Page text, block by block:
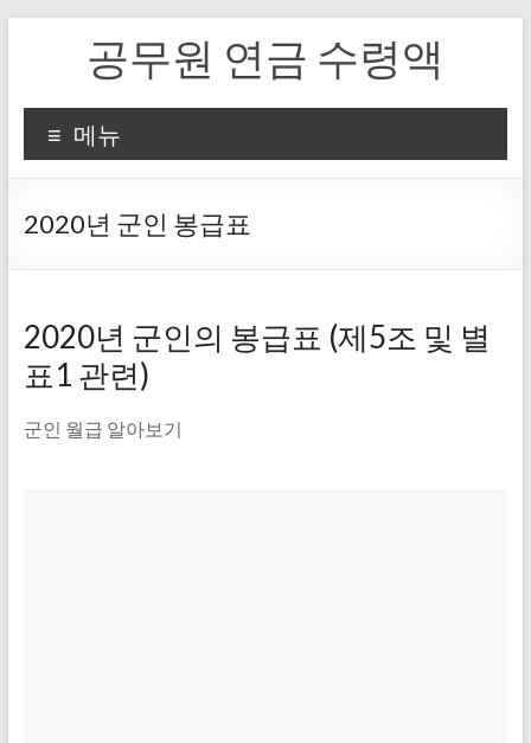
공무원 연금 수령액
메뉴
2020년 군인 봉급표
2020년 군인의 봉급표 (제5조 및 별
표1 관련)
군인 월급 알아보기